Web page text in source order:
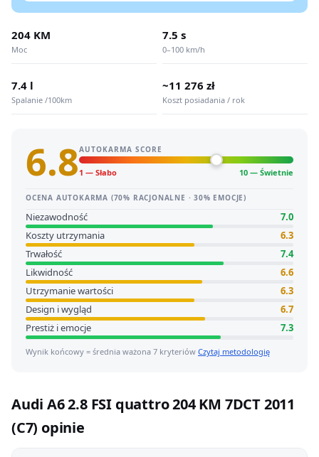
204 KM
Moc
7.5 s
0–100 km/h
7.4 l
Spalanie /100km
~11 276 zł
Koszt posiadania / rok
6.8AUTOKARMA SCORE
1 — Słabo 10 — Świetnie
OCENA AUTOKARMA (70% RACJONALNE · 30% EMOCJE)
Niezawodność
7.0
Koszty utrzymania
6.3
Trwałość
7.4
Likwidność
6.6
Utrzymanie wartości
6.3
Design i wygląd
6.7
Prestiż i emocje
7.3
Wynik końcowy = średnia ważona 7 kryteriów Czytaj metodologię
Audi A6 2.8 FSI quattro 204 KM 7DCT 2011
(C7) opinie